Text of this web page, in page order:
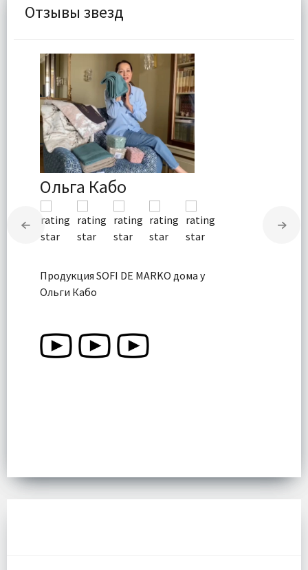
Отзывы звезд
Ольга Кабо
Продукция SOFI DE MARKO дома у
Ольги Кабо